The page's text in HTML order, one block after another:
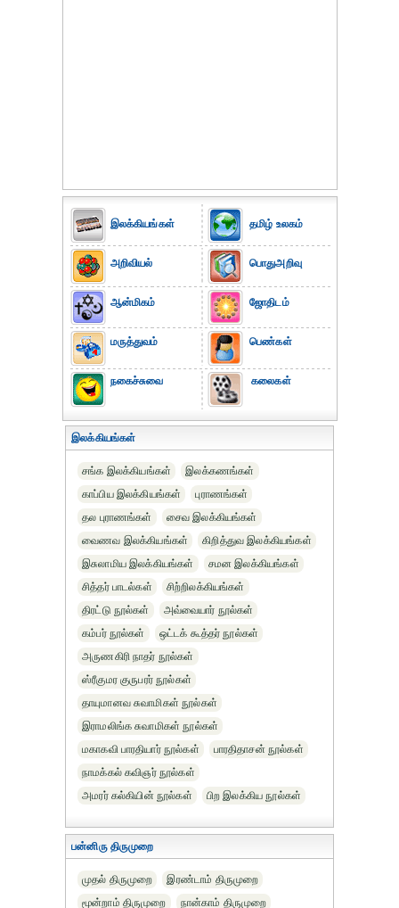
இலக்கியங்கள்
அறிவியல்
ஆன்மிகம்
மருத்துவம்
நகைச்சுவை
தமிழ் உலகம்
பொதுஅறிவு
ஜோதிடம்
பெண்கள்
கலைகள்
இலக்கியங்கள்
சங்க இலக்கியங்கள்
இலக்கணங்கள்
காப்பிய இலக்கியங்கள்
புராணங்கள்
தல புராணங்கள்
சைவ இலக்கியங்கள்
வைணவ இலக்கியங்கள்
கிறித்துவ இலக்கியங்கள்
இசுலாமிய இலக்கியங்கள்
சமன இலக்கியங்கள்
சித்தர் பாடல்கள்
சிற்றிலக்கியங்கள்
திரட்டு நூல்கள்
அவ்வையார் நூல்கள்
கம்பர் நூல்கள்
ஒட்டக் கூத்தர் நூல்கள்
அருணகிரி நாதர் நூல்கள்
ஸ்ரீகுமர குருபரர் நூல்கள்
தாயுமானவ சுவாமிகள் நூல்கள்
இராமலிங்க சுவாமிகள் நூல்கள்
மகாகவி பாரதியார் நூல்கள்
பாரதிதாசன் நூல்கள்
நாமக்கல் கவிஞர் நூல்கள்
அமரர் கல்கியின் நூல்கள்
பிற இலக்கிய நூல்கள்
பன்னிரு திருமுறை
முதல் திருமுறை
இரண்டாம் திருமுறை
மூன்றாம் திருமுறை
நான்காம் திருமுறை